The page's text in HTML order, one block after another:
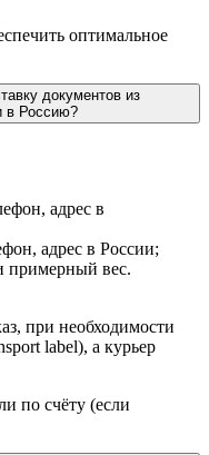
оптимальное
документов из
в Россию?
адрес в
адрес в России;
примерный вес.
при необходимости
label), а курьер
по счёту (если